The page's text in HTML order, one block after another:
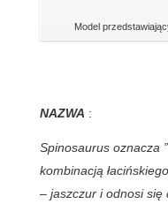
Model
NAZWA :
Spinosaurus oznacza
kombinacją
– jaszczur i odnosi się